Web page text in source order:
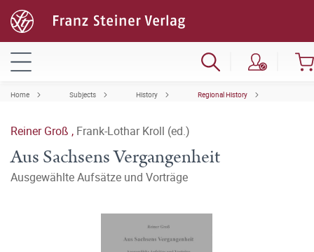
Home Subjects History Regional History
Reiner Groß , Frank-Lothar Kroll (ed.)
Aus Sachsens Vergangenheit
Ausgewählte Aufsätze und Vorträge